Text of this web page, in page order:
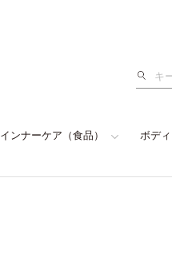
検
インナーケア（食品） ボデ